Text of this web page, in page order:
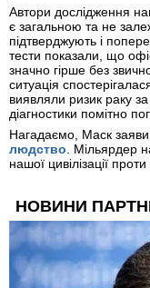
Автори дослідження
є загальною та не
підтверджують і
тести показали, що
значно гірше без
ситуація
виявляли ризик раку
діагностики помітно
Нагадаємо, Маск
людство. Мільярдер
нашої цивілізації